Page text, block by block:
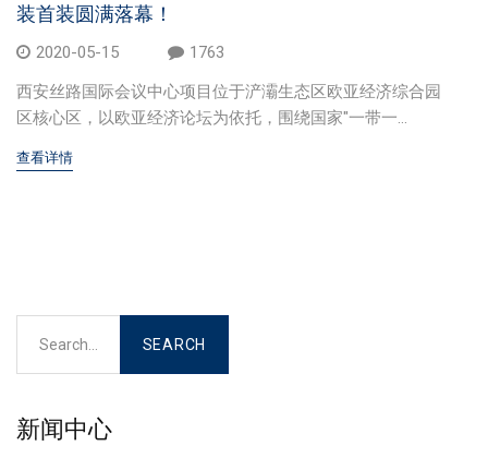
装首装圆满落幕！
2020-05-15
1763
西安丝路国际会议中心项目位于浐灞生态区欧亚经济综合园
区核心区，以欧亚经济论坛为依托，围绕国家"一带一...
查看详情
新闻中心